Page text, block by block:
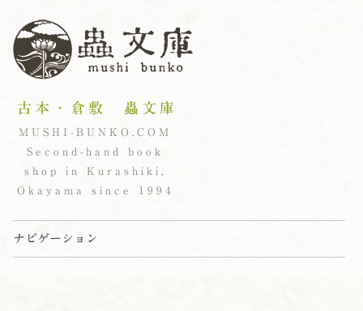
古本・倉敷 蟲文庫
MUSHI-BUNKO.COM
Second-hand book
shop in Kurashiki,
Okayama since 1994
ナビゲーション